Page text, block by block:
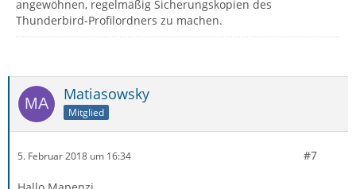
angewöhnen, regelmäßig Sicherungskopien des
Thunderbird-Profilordners zu machen.
Matiasowsky
Mitglied
5. Februar 2018 um 16:34 #7